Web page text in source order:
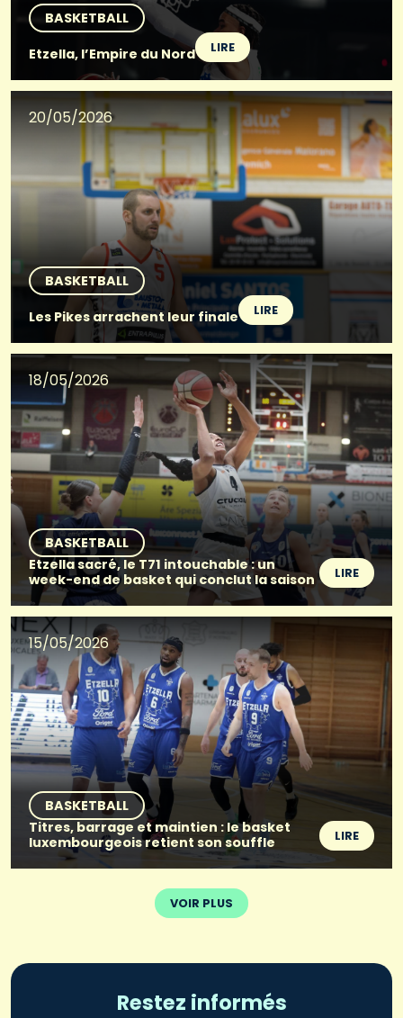
BASKETBALL
Etzella, l’Empire du Nord
LIRE
20/05/2026
BASKETBALL
Les Pikes arrachent leur finale
LIRE
18/05/2026
BASKETBALL
Etzella sacré, le T71 intouchable : un
week-end de basket qui conclut la saison
LIRE
15/05/2026
BASKETBALL
Titres, barrage et maintien : le basket
luxembourgeois retient son souffle
LIRE
VOIR PLUS
Restez informés